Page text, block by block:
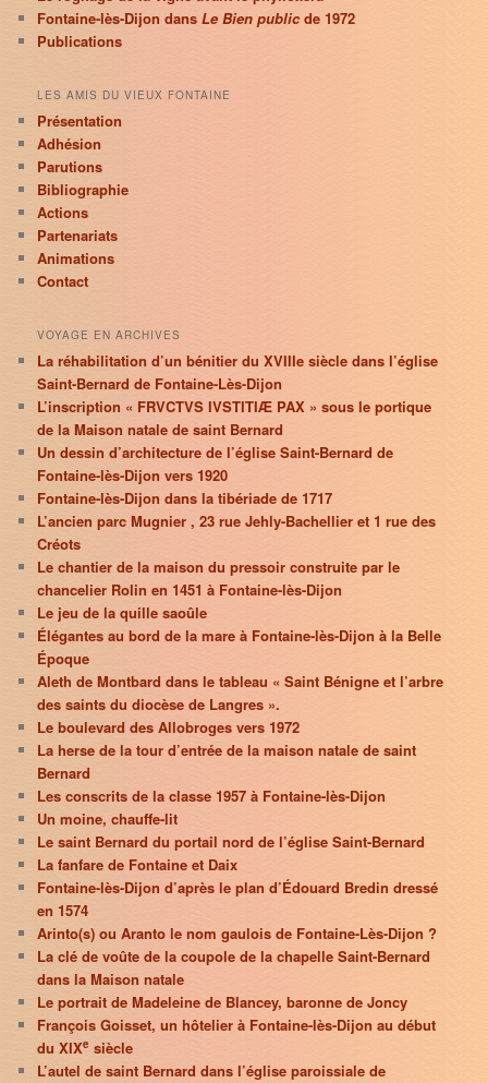
Fontaine-lès-Dijon dansLe Bien publicde 1972
Publications
LES AMIS DU VIEUX FONTAINE
Présentation
Adhésion
Parutions
Bibliographie
Actions
Partenariats
Animations
Contact
VOYAGE EN ARCHIVES
La réhabilitation d’un bénitier du XVIIIe siècle dans l’église
Saint-Bernard de Fontaine-Lès-Dijon
L’inscription « FRVCTVS IVSTITIÆ PAX » sous le portique
de la Maison natale de saint Bernard
Un dessin d’architecture de l’église Saint-Bernard de
Fontaine-lès-Dijon vers 1920
Fontaine-lès-Dijon dans la tibériade de 1717
L’ancien parc Mugnier , 23 rue Jehly-Bachellier et 1 rue des
Créots
Le chantier de la maison du pressoir construite par le
chancelier Rolin en 1451 à Fontaine-lès-Dijon
Le jeu de la quille saoûle
Élégantes au bord de la mare à Fontaine-lès-Dijon à la Belle
Époque
Aleth de Montbard dans le tableau « Saint Bénigne et l’arbre
des saints du diocèse de Langres ».
Le boulevard des Allobroges vers 1972
La herse de la tour d’entrée de la maison natale de saint
Bernard
Les conscrits de la classe 1957 à Fontaine-lès-Dijon
Un moine, chauffe-lit
Le saint Bernard du portail nord de l’église Saint-Bernard
La fanfare de Fontaine et Daix
Fontaine-lès-Dijon d’après le plan d’Édouard Bredin dressé
en 1574
Arinto(s) ou Aranto le nom gaulois de Fontaine-Lès-Dijon ?
La clé de voûte de la coupole de la chapelle Saint-Bernard
dans la Maison natale
Le portrait de Madeleine de Blancey, baronne de Joncy
François Goisset, un hôtelier à Fontaine-lès-Dijon au début
du XIXe siècle
L’autel de saint Bernard dans l’église paroissiale de